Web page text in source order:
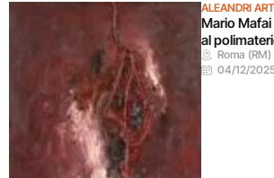
ALEANDRI
Mario
al
Roma (RM)
04/12/